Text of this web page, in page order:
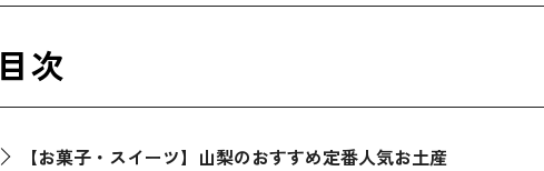
目次
【お菓子・スイーツ】山梨のおすすめ定番人気お土産